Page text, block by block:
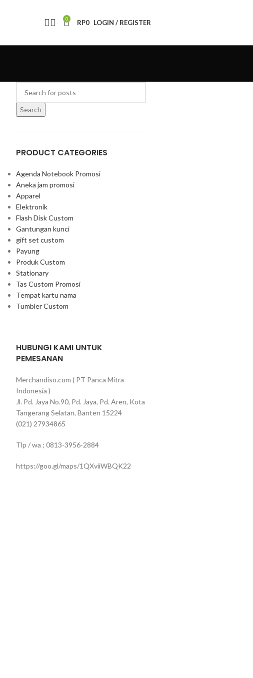
0 RP0 LOGIN / REGISTER
Search
PRODUCT CATEGORIES
Agenda Notebook Promosi
Aneka jam promosi
Apparel
Elektronik
Flash Disk Custom
Gantungan kunci
gift set custom
Payung
Produk Custom
Stationary
Tas Custom Promosi
Tempat kartu nama
Tumbler Custom
HUBUNGI KAMI UNTUK
PEMESANAN
Merchandiso.com ( PT Panca Mitra
Indonesia )
Jl. Pd. Jaya No.90, Pd. Jaya, Pd. Aren, Kota
Tangerang Selatan, Banten 15224
(021) 27934865
Tlp / wa ; 0813-3956-2884
https://goo.gl/maps/1QXviiWBQK22